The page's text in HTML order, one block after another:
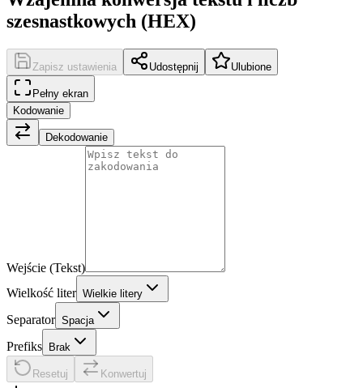
szesnastkowych (HEX)
Zapisz ustawienia Udostępnij Ulubione
Pełny ekran
Kodowanie
Dekodowanie
Wejście (Tekst)
Wielkość liter Wielkie litery
Separator Spacja
Prefiks Brak
Resetuj Konwertuj